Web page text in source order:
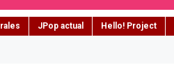
JPop actual Hello! Project